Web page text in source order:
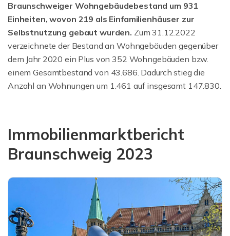
Braunschweiger Wohngebäudebestand um 931
Einheiten, wovon 219 als Einfamilienhäuser zur
Selbstnutzung gebaut wurden. Zum 31.12.2022
verzeichnete der Bestand an Wohngebäuden gegenüber
dem Jahr 2020 ein Plus von 352 Wohngebäuden bzw.
einem Gesamtbestand von 43.686. Dadurch stieg die
Anzahl an Wohnungen um 1.461 auf insgesamt 147.830.
Immobilienmarktbericht
Braunschweig 2023